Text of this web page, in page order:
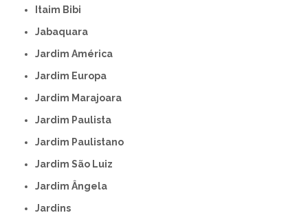
Itaim Bibi
Jabaquara
Jardim América
Jardim Europa
Jardim Marajoara
Jardim Paulista
Jardim Paulistano
Jardim São Luiz
Jardim Ângela
Jardins